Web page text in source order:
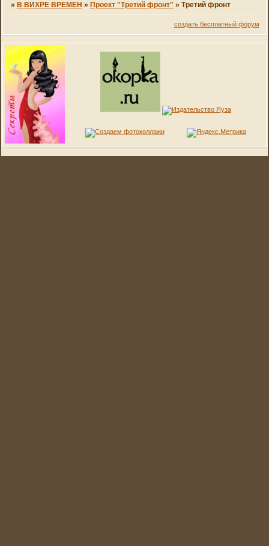
» В ВИХРЕ ВРЕМЕН » Проект "Третий фронт" » Третий фронт
создать бесплатный форум